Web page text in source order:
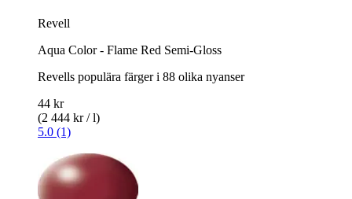
Revell
Aqua Color - Flame Red Semi-Gloss
Revells populära färger i 88 olika nyanser
44 kr
(2 444 kr / l)
5.0 (1)